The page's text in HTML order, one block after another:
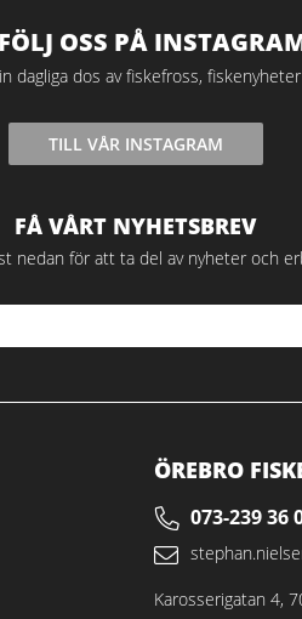
FÖLJ OSS PÅ
dagliga dos av fiskefross,
TILL VÅR INSTAGRAM
FÅ VÅRT NYHETSBREV
nedan för att ta del av nyheter och
ÖREBRO
073-239 36
Karosserigatan 4,